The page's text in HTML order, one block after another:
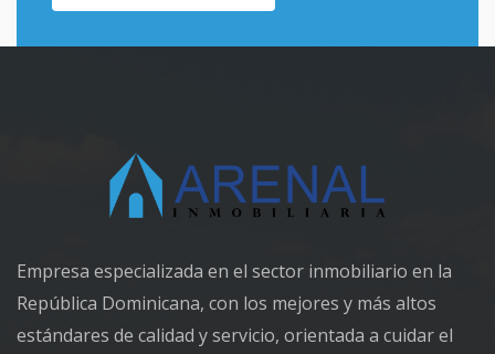
Empresa especializada en el sector inmobiliario en la
República Dominicana, con los mejores y más altos
estándares de calidad y servicio, orientada a cuidar el